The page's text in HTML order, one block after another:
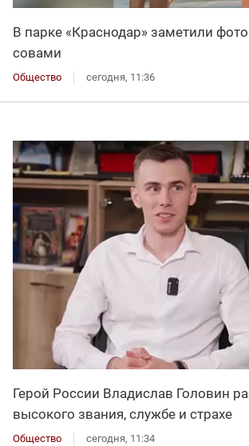
В парке «Краснодар» заметили
совами
Общество сегодня, 11:36
Герой России Владислав Головин
высокого звания, службе и страхе
Общество сегодня, 11:34